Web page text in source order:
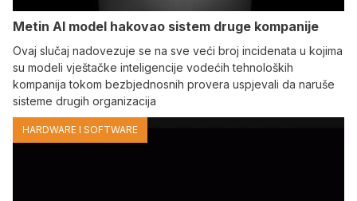
Metin AI model hakovao sistem druge kompanije
Ovaj slučaj nadovezuje se na sve veći broj incidenata u kojima
su modeli vještačke inteligencije vodećih tehnoloških
kompanija tokom bezbjednosnih provera uspjevali da naruše
sisteme drugih organizacija
HARDWARE I SOFTWARE